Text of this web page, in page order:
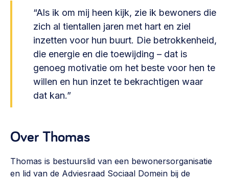
Financiën
Financieringsvormen, administratie, begroting en omzet >
Organisatie en beheer
Bestuur, horeca, evenementen, verhuur en communicatie >
Vrijwilligers en medewerkers
Eigen gebouw
ontmoetingsplekken >
Onze leden
Contact
Nieuws
Opinie
Team
Lid worden
“Als ik om mij heen kijk, zie ik bewoners die
zich al tientallen jaren met hart en ziel
inzetten voor hun buurt. Die betrokkenheid,
die energie en die toewijding – dat is
genoeg motivatie om het beste voor hen te
willen en hun inzet te bekrachtigen waar
dat kan.”
Over Thomas
Thomas is bestuurslid van een bewonersorganisatie
en lid van de Adviesraad Sociaal Domein bij de